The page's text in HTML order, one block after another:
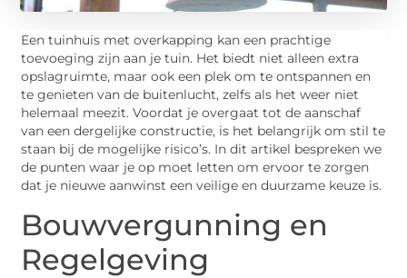
Een tuinhuis met overkapping kan een prachtige
toevoeging zijn aan je tuin. Het biedt niet alleen extra
opslagruimte, maar ook een plek om te ontspannen en
te genieten van de buitenlucht, zelfs als het weer niet
helemaal meezit. Voordat je overgaat tot de aanschaf
van een dergelijke constructie, is het belangrijk om stil te
staan bij de mogelijke risico’s. In dit artikel bespreken we
de punten waar je op moet letten om ervoor te zorgen
dat je nieuwe aanwinst een veilige en duurzame keuze is.
Bouwvergunning en
Regelgeving